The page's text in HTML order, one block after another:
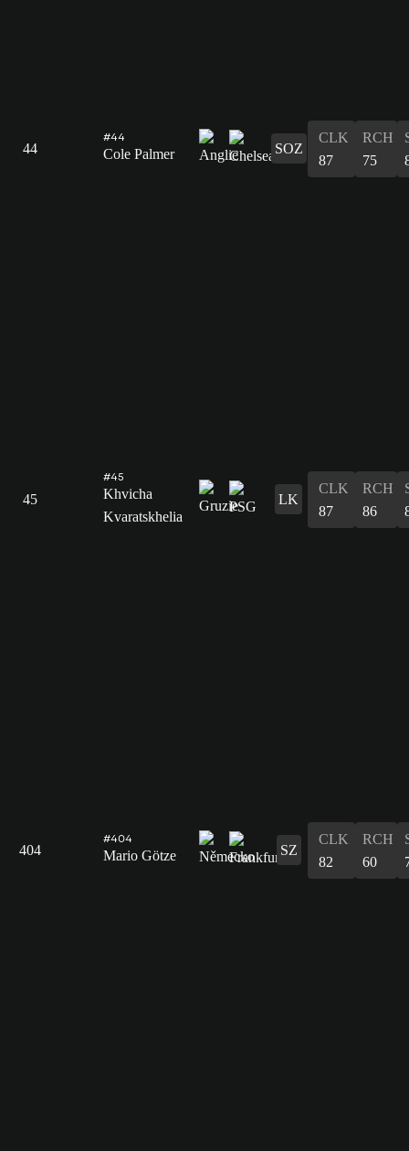
44
#44
Cole Palmer SOZ
CLK
87
RCH
75
45
#45
Khvicha
Kvaratskhelia
LK
CLK
87
RCH
86
404
#404
Mario Götze SZ
CLK
82
RCH
60